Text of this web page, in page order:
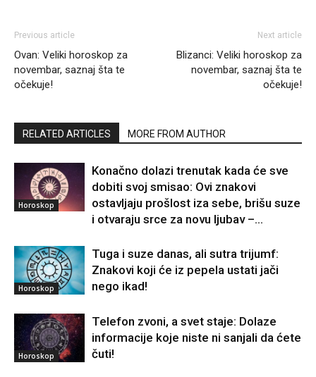
Previous article
Ovan: Veliki horoskop za
novembar, saznaj šta te
očekuje!
Next article
Blizanci: Veliki horoskop za
novembar, saznaj šta te
očekuje!
RELATED ARTICLES MORE FROM AUTHOR
Horoskop
Konačno dolazi trenutak kada će sve
dobiti svoj smisao: Ovi znakovi
ostavljaju prošlost iza sebe, brišu suze
i otvaraju srce za novu ljubav –...
Horoskop
Tuga i suze danas, ali sutra trijumf:
Znakovi koji će iz pepela ustati jači
nego ikad!
Horoskop
Telefon zvoni, a svet staje: Dolaze
informacije koje niste ni sanjali da ćete
čuti!